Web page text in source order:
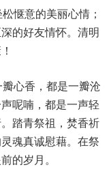
惬意的美丽心情；
的好友情怀。清明
心香，都是一瓣沧
呢喃，都是一声轻
踏青祭祖，焚香祈
魂真诚慰藉。在祭
的岁月。